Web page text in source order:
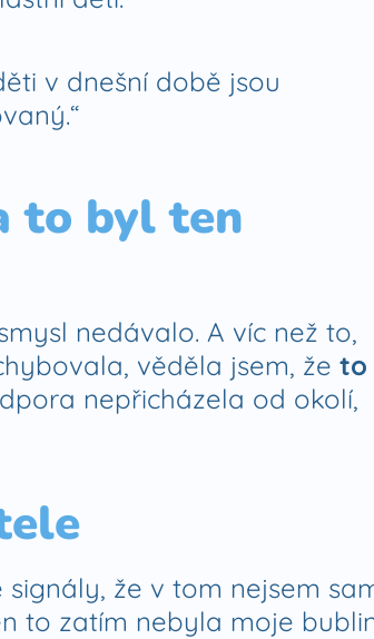
v dnešní době jsou
to byl ten
nedávalo. A víc než to,
věděla jsem, že to
nepřicházela od okolí,
že v tom nejsem
to zatím nebyla moje